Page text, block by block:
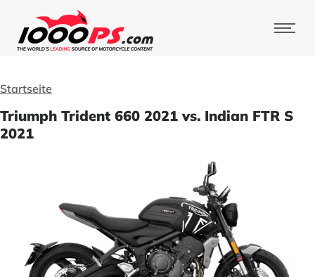
Startseite
Triumph Trident 660 2021 vs. Indian FTR S
2021